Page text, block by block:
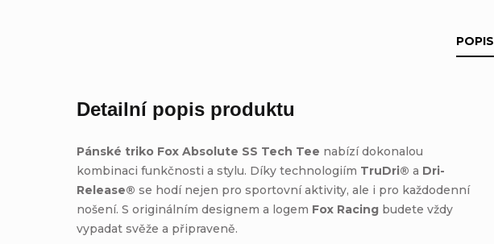
POPIS
Detailní popis produktu
Pánské triko Fox Absolute SS Tech Tee nabízí dokonalou
kombinaci funkčnosti a stylu. Díky technologiím TruDri® a Dri-
Release® se hodí nejen pro sportovní aktivity, ale i pro každodenní
nošení. S originálním designem a logem Fox Racing budete vždy
vypadat svěže a připraveně.